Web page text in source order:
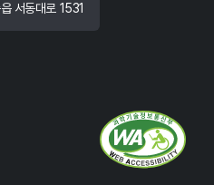
서동대로 1531